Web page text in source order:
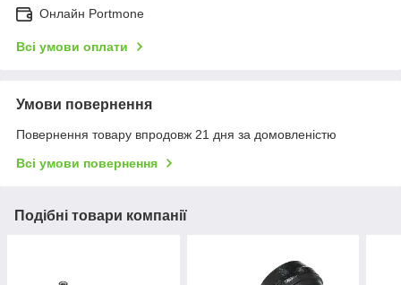
Онлайн Portmone
Всі умови оплати
Умови повернення
Повернення товару впродовж 21 дня за домовленістю
Всі умови повернення
Подібні товари компанії